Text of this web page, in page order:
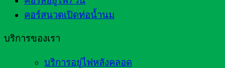
คอร์สนวดเปิดท่อน้ำนม
บริการของเรา
บริการอยู่ไฟหลังคลอด